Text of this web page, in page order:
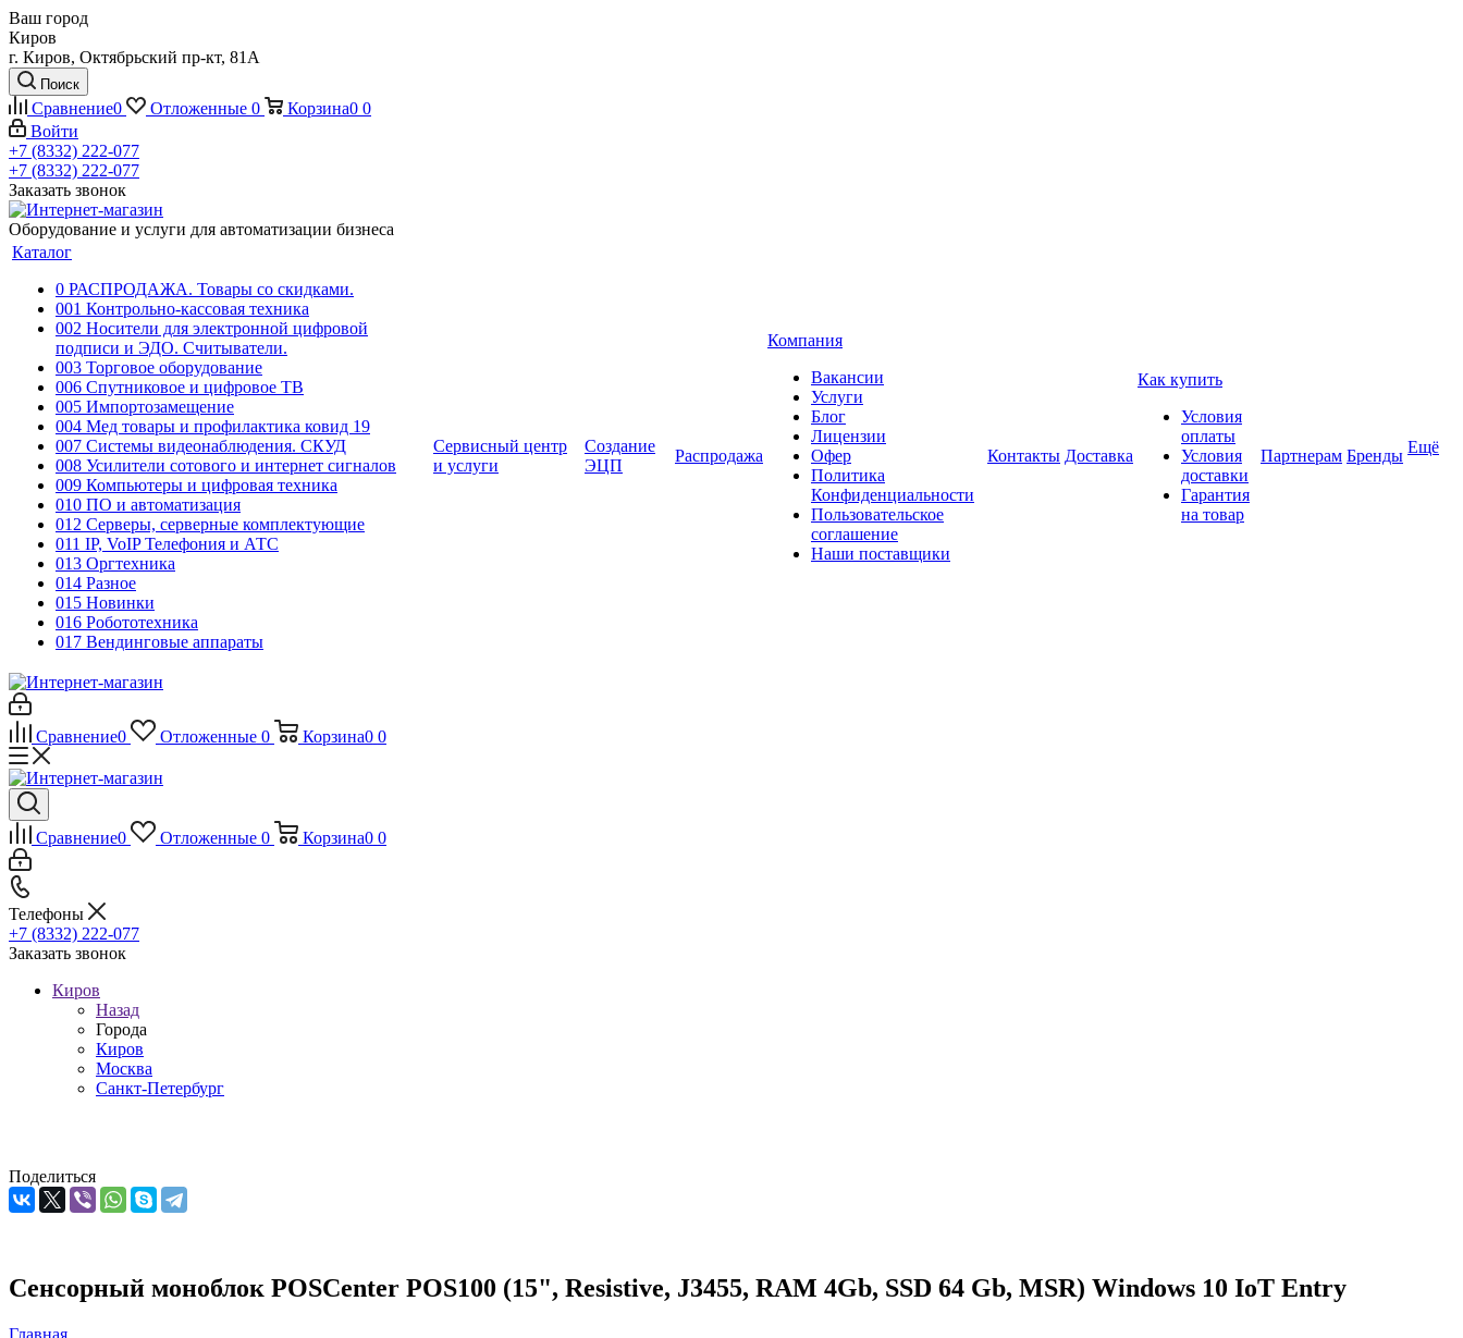
Ваш город
Киров
г. Киров, Октябрьский пр-кт, 81А
Поиск
Сравнение0 Отложенные 0 Корзина0 0
Войти
+7 (8332) 222-077
+7 (8332) 222-077
Заказать звонок
Оборудование и услуги для автоматизации бизнеса
Каталог
0 РАСПРОДАЖА. Товары со скидками.
001 Контрольно-кассовая техника
002 Носители для электронной цифровой
подписи и ЭДО. Считыватели.
003 Торговое оборудование
006 Спутниковое и цифровое ТВ
005 Импортозамещение
004 Мед товары и профилактика ковид 19
007 Системы видеонаблюдения. СКУД
008 Усилители сотового и интернет сигналов
009 Компьютеры и цифровая техника
010 ПО и автоматизация
012 Серверы, серверные комплектующие
011 IP, VoIP Телефония и АТС
013 Оргтехника
014 Разное
015 Новинки
016 Робототехника
017 Вендинговые аппараты
Сервисный центр
и услуги
Создание
ЭЦП
Распродажа
Компания
Вакансии
Услуги
Блог
Лицензии
Офер
Политика
Конфиденциальности
Пользовательское
соглашение
Наши поставщики
Контакты Доставка
Как купить
Условия
оплаты
Условия
доставки
Гарантия
на товар
Партнерам Бренды Ещё
Сравнение0 Отложенные 0 Корзина0 0
Сравнение0 Отложенные 0 Корзина0 0
Телефоны
+7 (8332) 222-077
Заказать звонок
Киров
Назад
Города
Киров
Москва
Санкт-Петербург
Поделиться
Сенсорный моноблок POSCenter POS100 (15", Resistive, J3455, RAM 4Gb, SSD 64 Gb, MSR) Windows 10 IoT Entry
Главная